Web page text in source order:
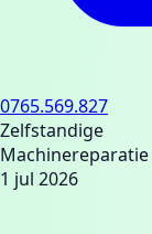
0765.569.827
Zelfstandige
Machinereparatie
1 jul 2026